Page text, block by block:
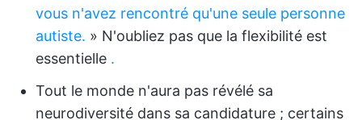
vous n'avez rencontré qu'une seule personne
autiste. » N'oubliez pas que la flexibilité est
essentielle .
Tout le monde n'aura pas révélé sa
neurodiversité dans sa candidature ; certains